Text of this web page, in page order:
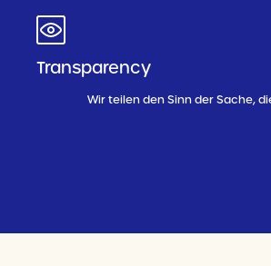
Transparency
Wir teilen den Sinn der Sache,